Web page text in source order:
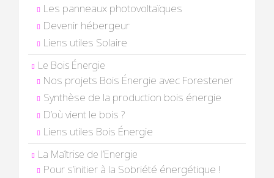
Les panneaux photovoltaïques
Devenir hébergeur
Liens utiles Solaire
Le Bois Énergie
Nos projets Bois Énergie avec Forestener
Synthèse de la production bois énergie
D’où vient le bois ?
Liens utiles Bois Énergie
La Maîtrise de l’Energie
Pour s’initier à la Sobriété énergétique !